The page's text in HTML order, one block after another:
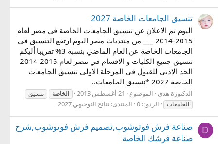
تنسيق الجامعات الخاصة 2027
اليوم تم الاعلان عن تنسيق الجامعات الخاصة في مصر لعام
2015-2014 ___ من منتديات مصر اليوم ارتفع التنسيق في
الجامعات الخاصة عن العام الماضي بنسبة 3% تقريبا أليكم
تنسيق جميع الكليات و الاقسام في مصر لعام 2015-2014
الحد الادنى للقبول فى المرحلة الاولى تنسيق الجامعات
الخاصة 2027 *تنسيق الجامعات...
الدكتورة هدى الموضوع 21 أغسطس 2013 الخاصة
تنسيق
الجامعات
الردود: 0 المنتدى: نتائج التوجيهي 2027
D
صناعة فرش فوتوشوب,تصميم فرش فوتوشوب,شرح
صناعة فرشك الخاصة